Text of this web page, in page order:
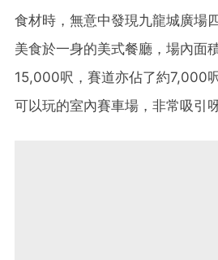
食材時，無意中發現九龍城廣場
美食於一身的美式餐廳，場內面
15,000呎，賽道亦佔了約7,000
可以玩的室內賽車場，非常吸引